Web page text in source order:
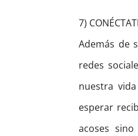
7)
Además de
redes
nuestra
esperar
acoses